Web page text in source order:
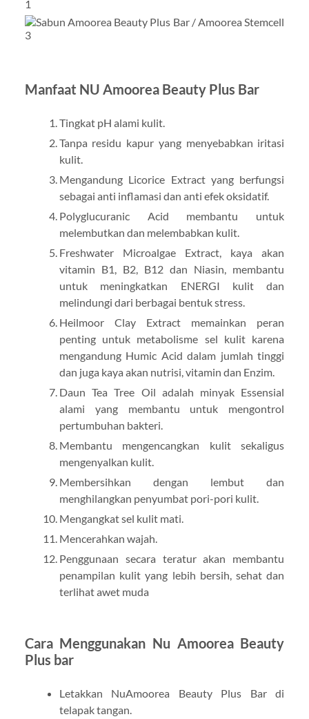
Manfaat NU Amoorea Beauty Plus Bar
Tingkat pH alami kulit.
Tanpa residu kapur yang menyebabkan iritasi
kulit.
Mengandung Licorice Extract yang berfungsi
sebagai anti inflamasi dan anti efek oksidatif.
Polyglucuranic Acid membantu untuk
melembutkan dan melembabkan kulit.
Freshwater Microalgae Extract, kaya akan
vitamin B1, B2, B12 dan Niasin, membantu
untuk meningkatkan ENERGI kulit dan
melindungi dari berbagai bentuk stress.
Heilmoor Clay Extract memainkan peran
penting untuk metabolisme sel kulit karena
mengandung Humic Acid dalam jumlah tinggi
dan juga kaya akan nutrisi, vitamin dan Enzim.
Daun Tea Tree Oil adalah minyak Essensial
alami yang membantu untuk mengontrol
pertumbuhan bakteri.
Membantu mengencangkan kulit sekaligus
mengenyalkan kulit.
Membersihkan dengan lembut dan
menghilangkan penyumbat pori-pori kulit.
Mengangkat sel kulit mati.
Mencerahkan wajah.
Penggunaan secara teratur akan membantu
penampilan kulit yang lebih bersih, sehat dan
terlihat awet muda
Cara Menggunakan Nu Amoorea Beauty
Plus bar
Letakkan NuAmoorea Beauty Plus Bar di
telapak tangan.